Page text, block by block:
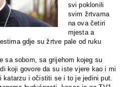
svi poklonili
svim žrtvama
na ova četiri
mjesta a
gdje su žrtve pale od ruku
sa sobom, sa grijehom kojeg su
koji govore da su iste vjere kao i mi
katarzu i očistiti se i to je jedini put.